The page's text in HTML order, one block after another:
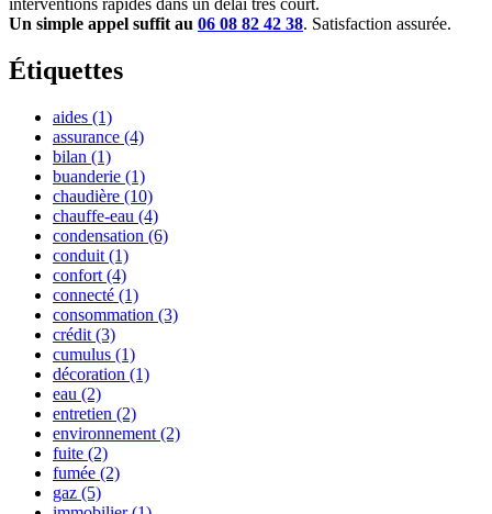
interventions rapides dans un délai très court.
Un simple appel suffit au 06 08 82 42 38. Satisfaction assurée.
Étiquettes
aides (1)
assurance (4)
bilan (1)
buanderie (1)
chaudière (10)
chauffe-eau (4)
condensation (6)
conduit (1)
confort (4)
connecté (1)
consommation (3)
crédit (3)
cumulus (1)
décoration (1)
eau (2)
entretien (2)
environnement (2)
fuite (2)
fumée (2)
gaz (5)